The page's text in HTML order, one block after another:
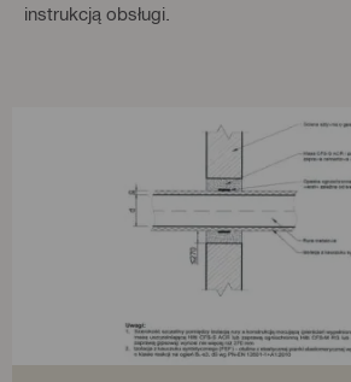
instrukcją obsługi.